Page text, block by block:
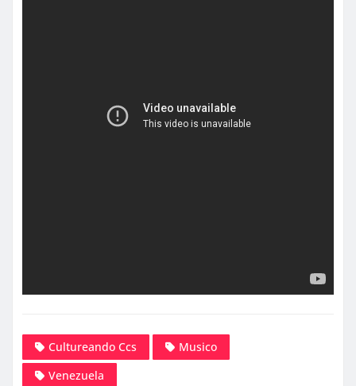
Cultureando Ccs
Musico
Venezuela